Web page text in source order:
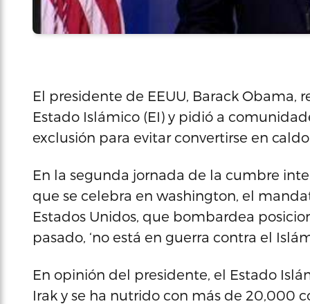
El presidente de EEUU, Barack Obama,
Estado Islámico (EI) y pidió a
exclusión para evitar convertirse en
En la segunda jornada de la cumbre
que se celebra en washington, el
Estados Unidos, que bombardea
pasado, ‘no está en guerra contra el
En opinión del presidente, el Estado
Irak y se ha nutrido con más de 20,000